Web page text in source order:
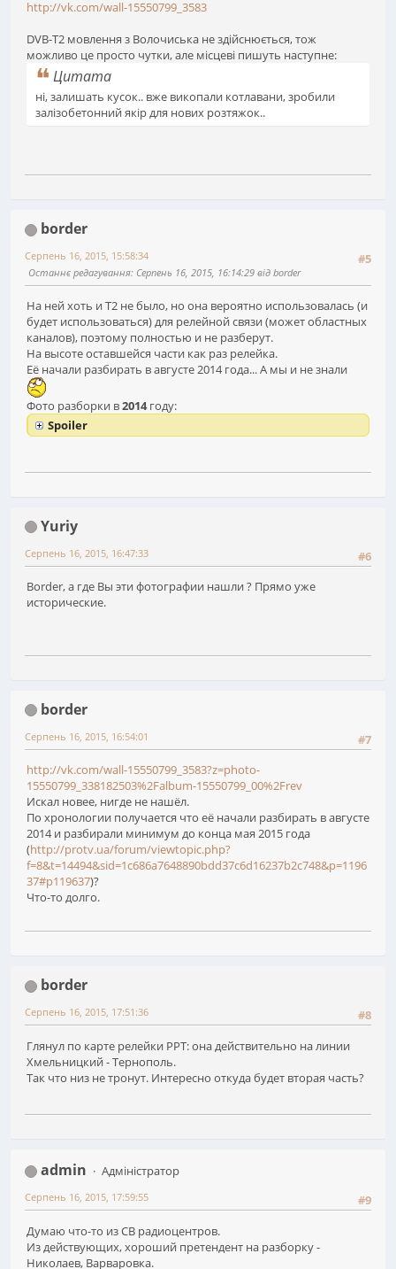
http://vk.com/wall-15550799_3583
DVB-T2 мовлення з Волочиська не здійснюється, тож
можливо це просто чутки, але місцеві пишуть наступне:
Цитата
ні, залишать кусок.. вже викопали котлавани, зробили
залізобетонний якір для нових розтяжок..
border
#5
Серпень 16, 2015, 15:58:34
Останнє редагування: Серпень 16, 2015, 16:14:29 від border
На ней хоть и T2 не было, но она вероятно использовалась (и
будет использоваться) для релейной связи (может областных
каналов), поэтому полностью и не разберут.
На высоте оставшейся части как раз релейка.
Её начали разбирать в августе 2014 года... А мы и не знали
Фото разборки в2014году:
Spoiler
Yuriy
#6
Серпень 16, 2015, 16:47:33
Border, а где Вы эти фотографии нашли ? Прямо уже
исторические.
border
#7
Серпень 16, 2015, 16:54:01
http://vk.com/wall-15550799_3583?z=photo-
15550799_338182503%2Falbum-15550799_00%2Frev
Искал новее, нигде не нашёл.
По хронологии получается что её начали разбирать в августе
2014 и разбирали минимум до конца мая 2015 года
(http://protv.ua/forum/viewtopic.php?
f=8&t=14494&sid=1c686a7648890bdd37c6d16237b2c748&p=1196
37#p119637)?
Что-то долго.
border
#8
Серпень 16, 2015, 17:51:36
Глянул по карте релейки РРТ: она действительно на линии
Хмельницкий - Тернополь.
Так что низ не тронут. Интересно откуда будет вторая часть?
admin
Адміністратор
#9
Серпень 16, 2015, 17:59:55
Думаю что-то из СВ радиоцентров.
Из действующих, хороший претендент на разборку -
Николаев, Варваровка.